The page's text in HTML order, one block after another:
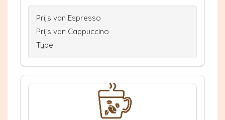
Prijs van Espresso
Prijs van Cappuccino
Type